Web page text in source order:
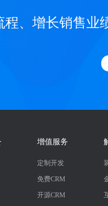
程、增长销售业
增值服务
定制开发
免费CRM
开源CRM